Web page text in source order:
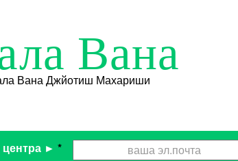
Вана
Вана Джйотиш Махариши
центра ► *